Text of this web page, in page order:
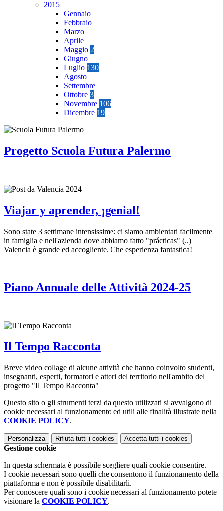
2015
Gennaio
Febbraio
Marzo
Aprile
Maggio 2
Giugno
Luglio 130
Agosto
Settembre
Ottobre 3
Novembre 106
Dicembre 19
Progetto Scuola Futura Palermo
Viajar y aprender, ¡genial!
Sono state 3 settimane intensissime: ci siamo ambientati facilmente
in famiglia e nell'azienda dove abbiamo fatto "prácticas" (..)
Valencia è grande ed accogliente. Che esperienza fantastica!
Piano Annuale delle Attività 2024-25
Il Tempo Racconta
Breve video collage di alcune attività che hanno coinvolto studenti,
insegnanti, esperti, formatori e attori del territorio nell'ambito del
progetto "Il Tempo Racconta"
Questo sito o gli strumenti terzi da questo utilizzati si avvalgono di
cookie necessari al funzionamento ed utili alle finalità illustrate nella
COOKIE POLICY.
Personalizza Rifiuta tutti i cookies Accetta tutti i cookies
Gestione cookie
In questa schermata è possibile scegliere quali cookie consentire.
I cookie necessari sono quelli che consentono il funzionamento della
piattaforma e non è possibile disabilitarli.
Per conoscere quali sono i cookie necessari al funzionamento potete
visionare la COOKIE POLICY.